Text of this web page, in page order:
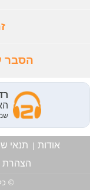
הסבר
אודות תנאי
הצהרת
©